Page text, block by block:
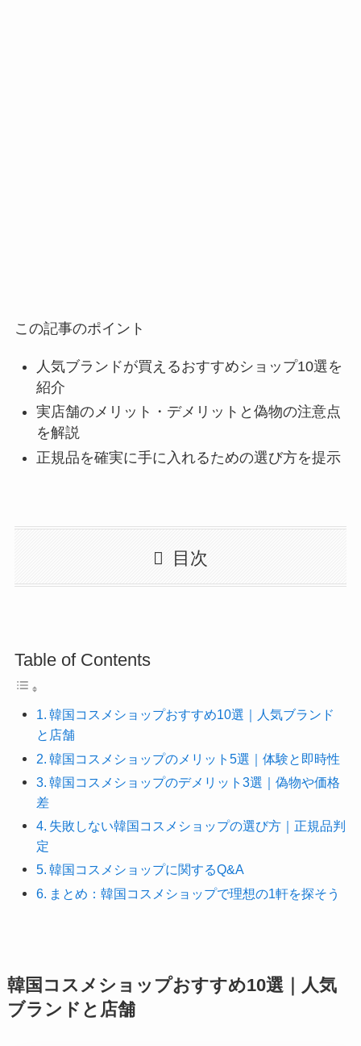
この記事のポイント
人気ブランドが買えるおすすめショップ10選を
紹介
実店舗のメリット・デメリットと偽物の注意点
を解説
正規品を確実に手に入れるための選び方を提示
目次
Table of Contents
韓国コスメショップおすすめ10選｜人気ブランド
と店舗
韓国コスメショップのメリット5選｜体験と即時性
韓国コスメショップのデメリット3選｜偽物や価格
差
失敗しない韓国コスメショップの選び方｜正規品判
定
韓国コスメショップに関するQ&A
まとめ：韓国コスメショップで理想の1軒を探そう
韓国コスメショップおすすめ10選｜人気
ブランドと店舗